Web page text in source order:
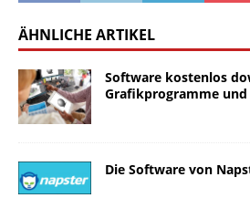
ÄHNLICHE ARTIKEL
Software kostenlos
Grafikprogramme
Die Software von